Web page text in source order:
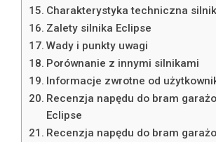
Charakterystyka techniczna
Zalety silnika Eclipse
Wady i punkty uwagi
Porównanie z innymi silnikami
Informacje zwrotne od
Recenzja napędu do bram
Eclipse
Recenzja napędu do bram